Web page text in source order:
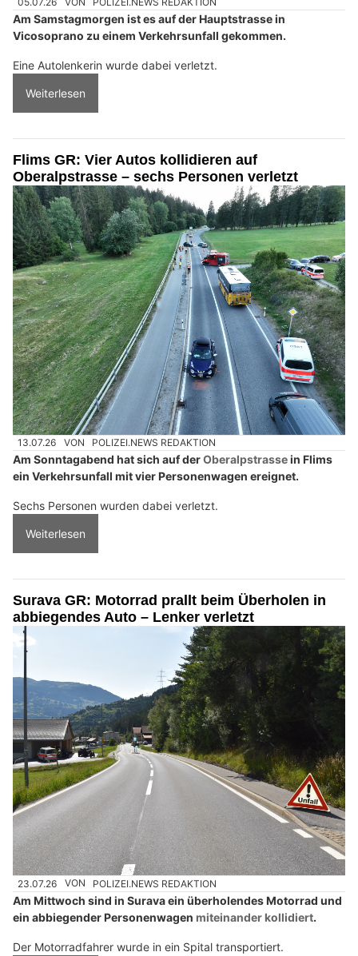
Am Samstagmorgen ist es auf der Hauptstrasse in
Vicosoprano zu einem Verkehrsunfall gekommen.
Eine Autolenkerin wurde dabei verletzt.
Weiterlesen
Flims GR: Vier Autos kollidieren auf
Oberalpstrasse – sechs Personen verletzt
13.07.26 VON POLIZEI.NEWS REDAKTION
Am Sonntagabend hat sich auf derOberalpstrassein Flims
ein Verkehrsunfall mit vier Personenwagen ereignet.
Sechs Personen wurden dabei verletzt.
Weiterlesen
Surava GR: Motorrad prallt beim Überholen in
abbiegendes Auto – Lenker verletzt
23.07.26 VON POLIZEI.NEWS REDAKTION
Am Mittwoch sind in Surava ein überholendes Motorrad und
ein abbiegender Personenwagen miteinander kollidiert.
Der Motorradfahrer wurde in ein Spital transportiert.